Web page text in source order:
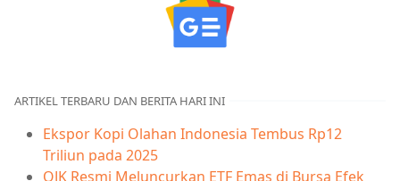
ARTIKEL TERBARU DAN BERITA HARI INI
Ekspor Kopi Olahan Indonesia Tembus Rp12
Triliun pada 2025
OJK Resmi Meluncurkan ETF Emas di Bursa Efek